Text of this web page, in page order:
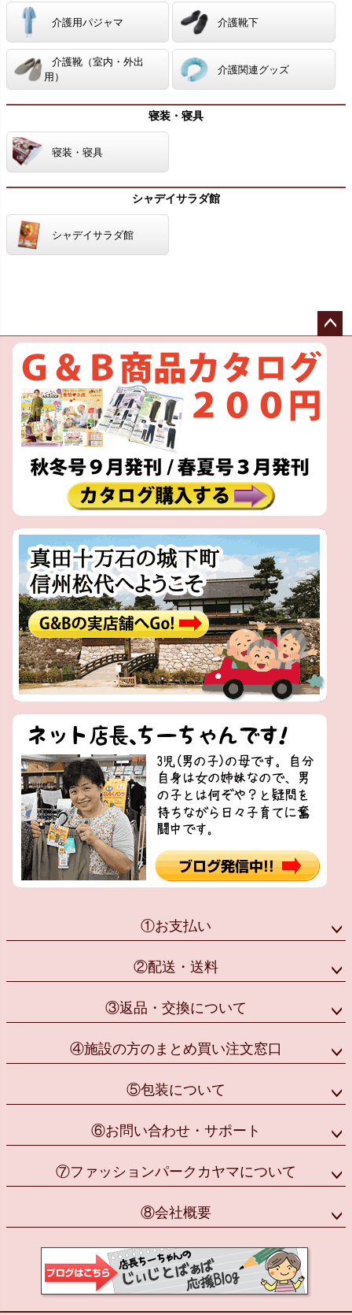
介護用パジャマ 介護靴下
介護靴（室内・外出
用）
介護関連グッズ
寝装・寝具
寝装・寝具
シャデイサラダ館
シャデイサラダ館
ペー
へ
①お支払い
②配送・送料
③返品・交換について
④施設の方のまとめ買い注文窓口
⑤包装について
⑥お問い合わせ・サポート
⑦ファッションパークカヤマについて
⑧会社概要